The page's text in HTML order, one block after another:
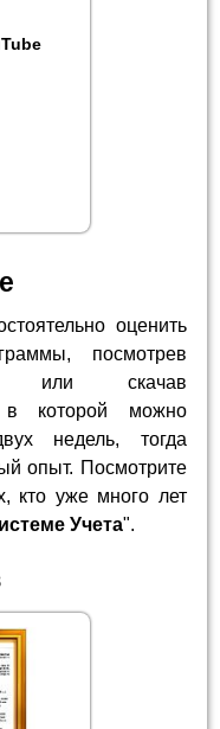
оценить
посмотрев
или скачав
в которой можно
недель, тогда
опыт. Посмотрите
кто уже много лет
Учета".